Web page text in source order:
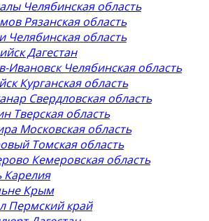
Челябинская область
Рязанская область
Челябинская область
Дагестан
Ивановск Челябинская область
Курганская область
Свердловская область
Тверская область
Московская область
Томская область
Кемеровская область
Карелия
Крым
Пермский край